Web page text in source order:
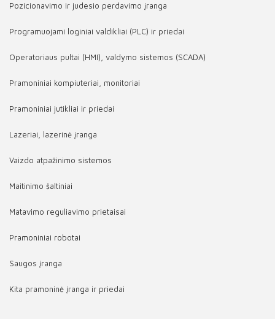
Pozicionavimo ir judesio perdavimo įranga
Programuojami loginiai valdikliai (PLC) ir priedai
Operatoriaus pultai (HMI), valdymo sistemos (SCADA)
Pramoniniai kompiuteriai, monitoriai
Pramoniniai jutikliai ir priedai
Lazeriai, lazerinė įranga
Vaizdo atpažinimo sistemos
Maitinimo šaltiniai
Matavimo reguliavimo prietaisai
Pramoniniai robotai
Saugos įranga
Kita pramoninė įranga ir priedai